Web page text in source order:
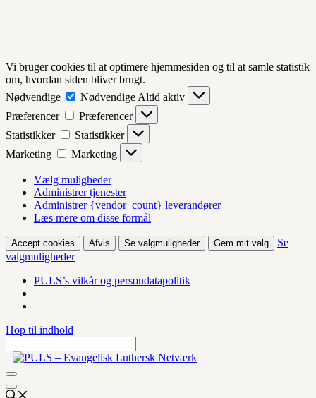
Vi bruger cookies til at optimere hjemmesiden og til at samle statistik
om, hvordan siden bliver brugt.
Nødvendige
Nødvendige Altid aktiv
Præferencer
Præferencer
Statistikker
Statistikker
Marketing
Marketing
Vælg muligheder
Administrer tjenester
Administrer {vendor_count} leverandører
Læs mere om disse formål
Accept cookies Afvis Se valgmuligheder Gem mit valg
Se
valgmuligheder
PULS’s vilkår og persondatapolitik
Hop til indhold